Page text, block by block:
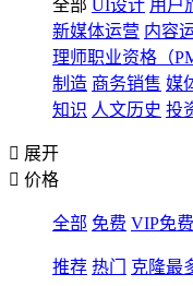
全部 UI设计 用户
新媒体运营 内容
理师职业资格（
制造 商务销售 媒
知识 人文历史 投
 展开
 价格
全部 免费 VIP免费
推荐 热门 克隆最